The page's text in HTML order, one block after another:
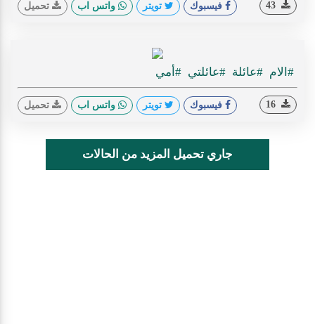
فيسبوك تويتر واتس اب تحميل
#الام #عائلة #عائلتي #أمي
فيسبوك تويتر واتس اب تحميل
جاري تحميل المزيد من الحالات